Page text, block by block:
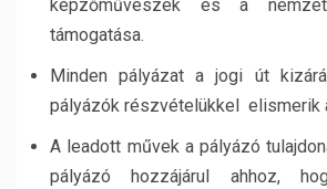
képzőművészek és a
támogatása.
Minden pályázat a jogi út
pályázók részvételükkel elismerik
A leadott művek a pályázó
pályázó hozzájárul ahhoz,